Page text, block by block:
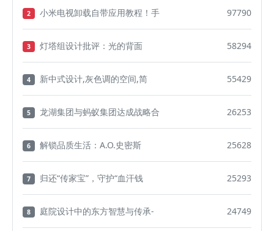
2 小米电视卸载自带应用教程！手 97790
3 灯塔组设计批评：光的背面 58294
4 新中式设计,灰色调的空间,简 55429
5 龙湖集团与蚂蚁集团达成战略合 26253
6 解锁品质生活：A.O.史密斯 25628
7 归还“传家宝”，守护“血汗钱 25293
8 庭院设计中的东方智慧与传承- 24749